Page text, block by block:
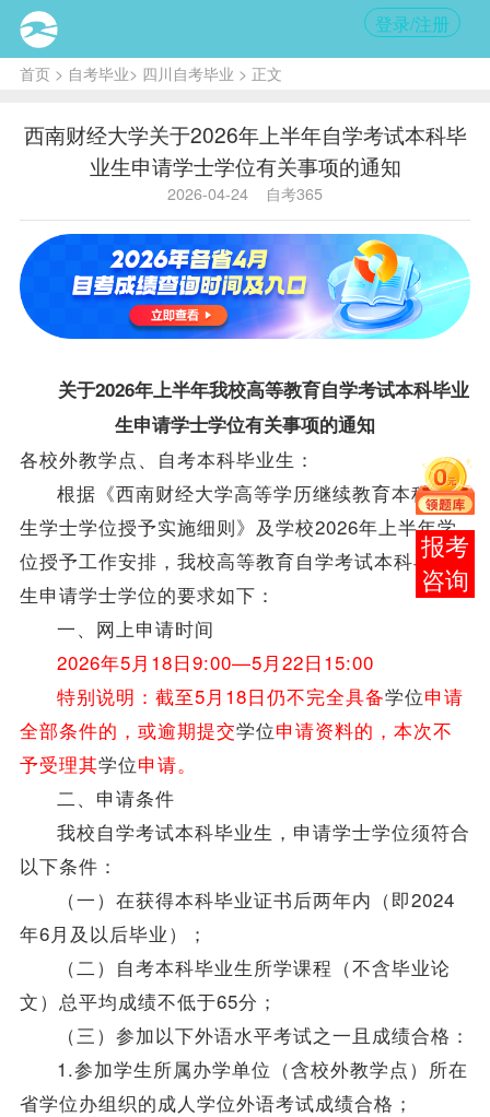
登录/注册
首页> 自考毕业> 四川自考毕业 > 正文
西南财经大学关于2026年上半年自学考试本科毕
业生申请学士学位有关事项的通知
2026-04-24 自考365
关于2026年上半年我校高等教育自学考试本科毕业
生申请学士学位有关事项的通知
各校外教学点、自考本科毕业生 ：
根据《西南财经大学高等学历继续教育本科毕业
生学士学位授予实施细则》及学校2026年上半年学
位授予工作安排，我校高等教育自学考试本科毕业
生申请学士学位的要求如下：
一、网上申请时间
2026年5月18日9:00—5月22日15:00
特别说明：截至5月18日仍不完全具备学位申请
全部条件的，或逾期提交学位申请资料的，本次不
予受理其学位申请。
二、申请条件
我校自学考试本科毕业生 ，申请学士学位须符合
以下条件：
（一）在获得本科毕业证书后两年内（即2024
年6月及以后毕业）；
（二）自考本科毕业生 所学课程（不含毕业论
文）总平均成绩不低于65分；
（三）参加以下外语水平考试之一且成绩合格：
1.参加学生所属办学单位（含校外教学点）所在
省学位办组织的成人 学位外语考试成绩合格；
在线
客服